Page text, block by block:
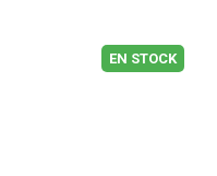
EN STOCK